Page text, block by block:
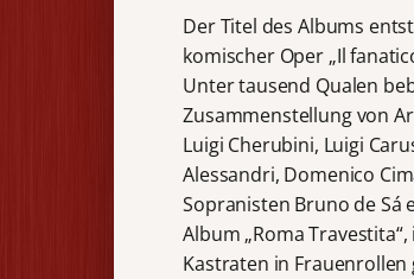
Der Titel des Albums
komischer Oper „Il
Unter tausend Qualen
Zusammenstellung von
Luigi Cherubini, Luigi
Alessandri, Domenico
Sopranisten Bruno de
Album „Roma
Kastraten in